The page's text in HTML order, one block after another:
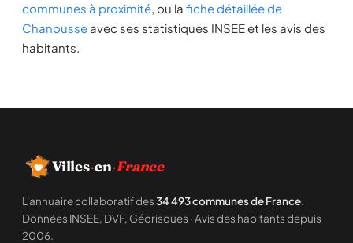
communes à proximité, ou la fiche détaillée de
Chanousse avec ses statistiques INSEE et les avis des
habitants.
Villes·en·France
L'annuaire collaboratif des34 493 communes de France.
Données INSEE, DVF, Géorisques · Avis des habitants depuis
2006.